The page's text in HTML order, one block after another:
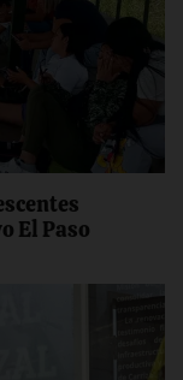
El Paso